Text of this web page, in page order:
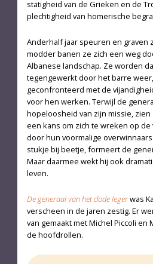
statigheid van de Grieken en de
plechtigheid van homerische
Anderhalf jaar speuren en graven
modder banen ze zich een weg
Albanese landschap. Ze worden
tegengewerkt door het barre
geconfronteerd met de
voor hen werken. Terwijl de
hopeloosheid van zijn missie, zien
een kans om zich te wreken op
door hun voormalige overwinnaars
stukje bij beetje, formeert de
Maar daarmee wekt hij ook
leven.
De generaal van het dode legerwas
verscheen in de jaren zestig. Er
van ge­maakt met Michel Piccoli en
de hoofdrollen.